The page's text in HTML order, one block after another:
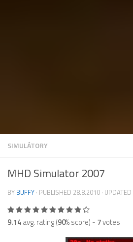
SIMULÁTORY
MHD Simulator 2007
BY BUFFY · PUBLISHED 28.8.2010 · UPDATED
9.14avg. rating (90% score) - 7votes